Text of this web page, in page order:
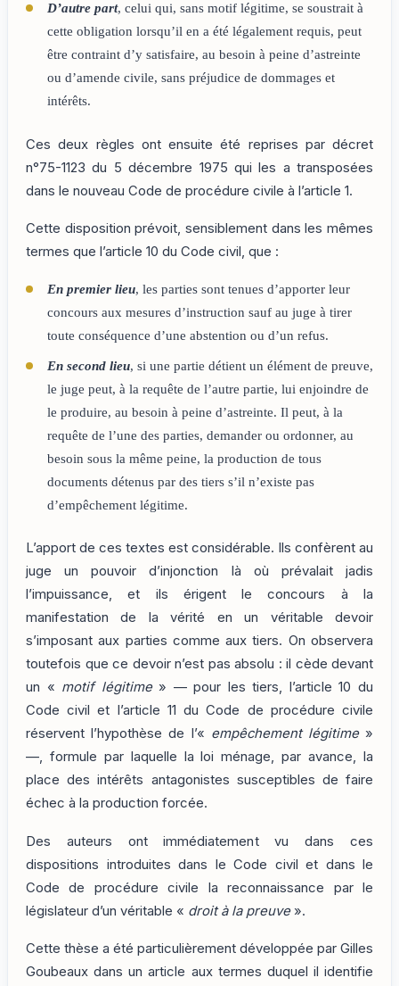
D’autre part, celui qui, sans motif légitime, se soustrait à
cette obligation lorsqu’il en a été légalement requis, peut
être contraint d’y satisfaire, au besoin à peine d’astreinte
ou d’amende civile, sans préjudice de dommages et
intérêts.
Ces deux règles ont ensuite été reprises par décret
n°75-1123 du 5 décembre 1975 qui les a transposées
dans le nouveau Code de procédure civile à l’article 1.
Cette disposition prévoit, sensiblement dans les mêmes
termes que l’article 10 du Code civil, que :
En premier lieu, les parties sont tenues d’apporter leur
concours aux mesures d’instruction sauf au juge à tirer
toute conséquence d’une abstention ou d’un refus.
En second lieu, si une partie détient un élément de preuve,
le juge peut, à la requête de l’autre partie, lui enjoindre de
le produire, au besoin à peine d’astreinte. Il peut, à la
requête de l’une des parties, demander ou ordonner, au
besoin sous la même peine, la production de tous
documents détenus par des tiers s’il n’existe pas
d’empêchement légitime.
L’apport de ces textes est considérable. Ils confèrent au
juge un pouvoir d’injonction là où prévalait jadis
l’impuissance, et ils érigent le concours à la
manifestation de la vérité en un véritable devoir
s’imposant aux parties comme aux tiers. On observera
toutefois que ce devoir n’est pas absolu : il cède devant
un « motif légitime» — pour les tiers, l’article 10 du
Code civil et l’article 11 du Code de procédure civile
réservent l’hypothèse de l’« empêchement légitime»
—, formule par laquelle la loi ménage, par avance, la
place des intérêts antagonistes susceptibles de faire
échec à la production forcée.
Des auteurs ont immédiatement vu dans ces
dispositions introduites dans le Code civil et dans le
Code de procédure civile la reconnaissance par le
législateur d’un véritable « droit à la preuve».
Cette thèse a été particulièrement développée par Gilles
Goubeaux dans un article aux termes duquel il identifie